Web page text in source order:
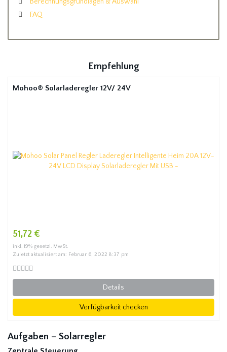
FAQ
Empfehlung
Mohoo® Solarladeregler 12V/ 24V
51,72 €
inkl. 19% gesetzl. MwSt.
Zuletzt aktualisiert am: Februar 6, 2022 8:37 pm
Details
Verfügbarkeit checken
Aufgaben – Solarregler